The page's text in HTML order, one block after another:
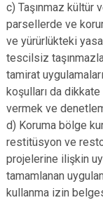
c) Taşınmaz kültür
parsellerde ve
ve yürürlükteki
tescilsiz
tamirat
koşulları da dikkate
vermek ve
d) Koruma bölge
restitüsyon ve
projelerine ilişkin
tamamlanan
kullanma izin